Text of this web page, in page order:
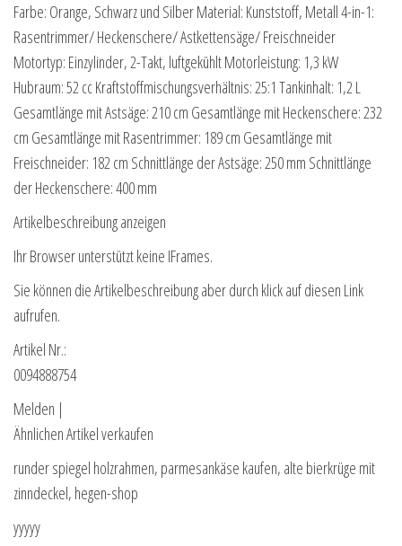
Farbe: Orange, Schwarz und Silber Material: Kunststoff, Metall 4-in-1:
Rasentrimmer/ Heckenschere/ Astkettensäge/ Freischneider
Motortyp: Einzylinder, 2-Takt, luftgekühlt Motorleistung: 1,3 kW
Hubraum: 52 cc Kraftstoffmischungsverhältnis: 25:1 Tankinhalt: 1,2 L
Gesamtlänge mit Astsäge: 210 cm Gesamtlänge mit Heckenschere: 232
cm Gesamtlänge mit Rasentrimmer: 189 cm Gesamtlänge mit
Freischneider: 182 cm Schnittlänge der Astsäge: 250 mm Schnittlänge
der Heckenschere: 400 mm
Artikelbeschreibung anzeigen
Ihr Browser unterstützt keine IFrames.
Sie können die Artikelbeschreibung aber durch klick auf diesen Link
aufrufen.
Artikel Nr.:
0094888754
Melden |
Ähnlichen Artikel verkaufen
runder spiegel holzrahmen, parmesankäse kaufen, alte bierkrüge mit
zinndeckel, hegen-shop
yyyyy